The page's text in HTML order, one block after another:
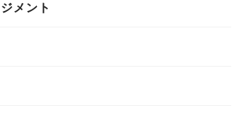
メント